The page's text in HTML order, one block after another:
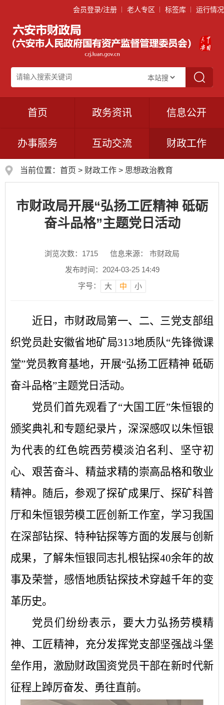
会员登录/注册 老人专区 标签库 运行情况
首页 政务资讯 信息公开
办事服务 互动交流 财政工作
当前位置： 首页 > 财政工作 > 思想政治教育
市财政局开展“弘扬工匠精神 砥砺
奋斗品格”主题党日活动
浏览次数： 1715
信息来源： 市财政局
发布时间：2024-03-25 14:49
字号：
大 中 小
近日，市财政局第一、二、三党支部组
织党员赴安徽省地矿局313地质队“先锋微课
堂”党员教育基地， 开展“弘扬工匠精神 砥砺
奋斗品格”主题党日活动。
党员们首先观看了“大国工匠”朱恒银的
颁奖典礼和专题纪录片，深深感叹以朱恒银
为代表的红色皖西劳模淡泊名利、坚守初
心、艰苦奋斗、精益求精的崇高品格和敬业
精神。随后，参观了探矿成果厅、探矿科普
厅和朱恒银劳模工匠创新工作室，学习我国
在深部钻探、特种钻探等方面的发展与创新
成果，了解朱恒银同志扎根钻探40余年的故
事及荣誉，感悟地质钻探技术穿越千年的变
革历史。
党员们纷纷表示，要大力弘扬劳模精
神、工匠精神，充分发挥党支部坚强战斗堡
垒作用，激励财政国资党员干部在新时代新
征程上踔厉奋发、勇往直前。